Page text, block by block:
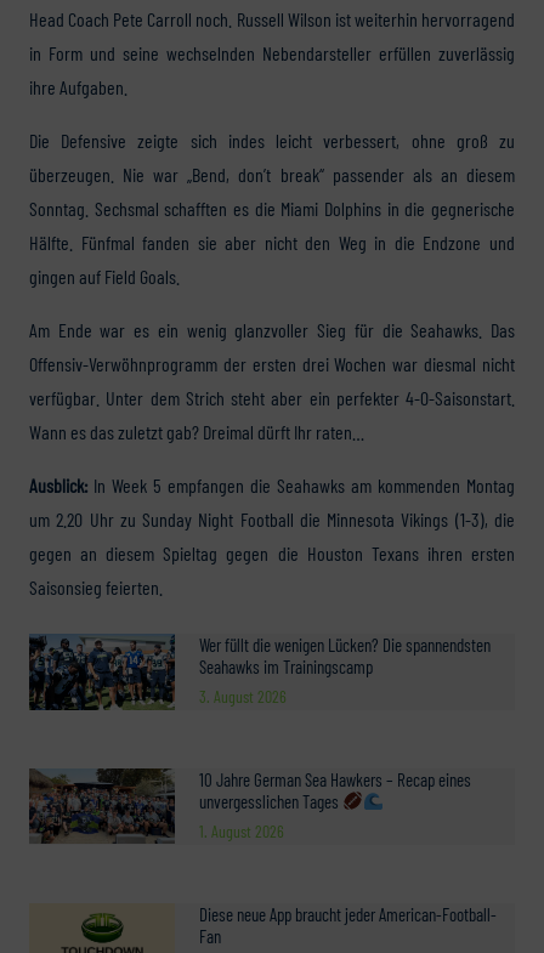
Wer füllt die wenigen Lücken? Die spannendsten
Seahawks im Trainingscamp
3. August 2026
10 Jahre German Sea Hawkers – Recap eines
unvergesslichen Tages
1. August 2026
Diese neue App braucht jeder American-Football-
Fan
Head Coach Pete Carroll noch. Russell Wilson ist weiterhin hervorragend
in Form und seine wechselnden Nebendarsteller erfüllen zuverlässig
ihre Aufgaben.
Die Defensive zeigte sich indes leicht verbessert, ohne groß zu
überzeugen. Nie war „Bend, don’t break“ passender als an diesem
Sonntag. Sechsmal schafften es die Miami Dolphins in die gegnerische
Hälfte. Fünfmal fanden sie aber nicht den Weg in die Endzone und
gingen auf Field Goals.
Am Ende war es ein wenig glanzvoller Sieg für die Seahawks. Das
Offensiv-Verwöhnprogramm der ersten drei Wochen war diesmal nicht
verfügbar. Unter dem Strich steht aber ein perfekter 4-0-Saisonstart.
Wann es das zuletzt gab? Dreimal dürft Ihr raten…
Ausblick: In Week 5 empfangen die Seahawks am kommenden Montag
um 2.20 Uhr zu Sunday Night Football die Minnesota Vikings (1-3), die
gegen an diesem Spieltag gegen die Houston Texans ihren ersten
Saisonsieg feierten.